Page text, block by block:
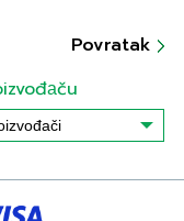
Povratak